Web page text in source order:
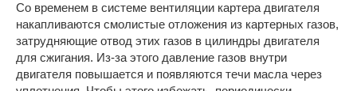
Со временем в системе вентиляции картера двигателя
накапливаются смолистые отложения из картерных газов,
затрудняющие отвод этих газов в цилиндры двигателя
для сжигания. Из-за этого давление газов внутри
двигателя повышается и появляются течи масла через